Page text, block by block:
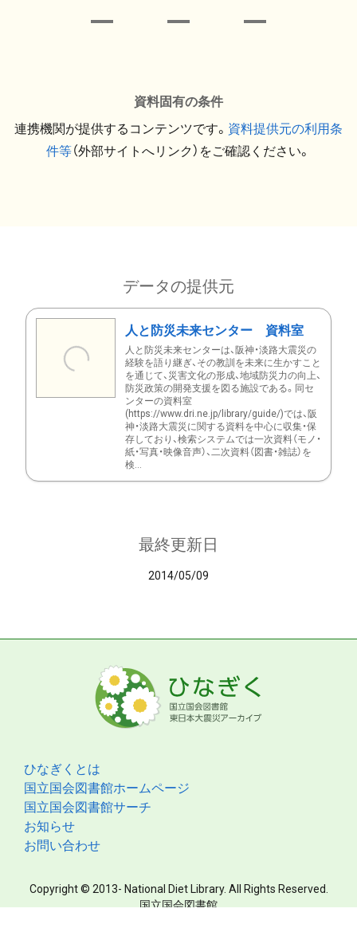
資料固有の条件
連携機関が提供するコンテンツです。 資料提供元の利用条
件等（外部サイトへリンク）をご確認ください。
データの提供元
人と防災未来センター 資料室
人と防災未来センターは、阪神・淡路大震災の
経験を語り継ぎ、その教訓を未来に生かすこと
を通じて、災害文化の形成、地域防災力の向上、
防災政策の開発支援を図る施設である。同セ
ンターの資料室
(https://www.dri.ne.jp/library/guide/)では、阪
神・淡路大震災に関する資料を中心に収集・保
存しており、検索システムでは一次資料（モノ・
紙・写真・映像音声）、二次資料（図書・雑誌）を
検...
最終更新日
2014/05/09
ひなぎくとは
国立国会図書館ホームページ
国立国会図書館サーチ
お知らせ
お問い合わせ
Copyright © 2013- National Diet Library. All Rights Reserved.